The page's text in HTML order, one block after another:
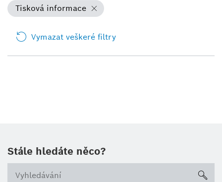
Tisková informace
Vymazat veškeré filtry
Stále hledáte něco?